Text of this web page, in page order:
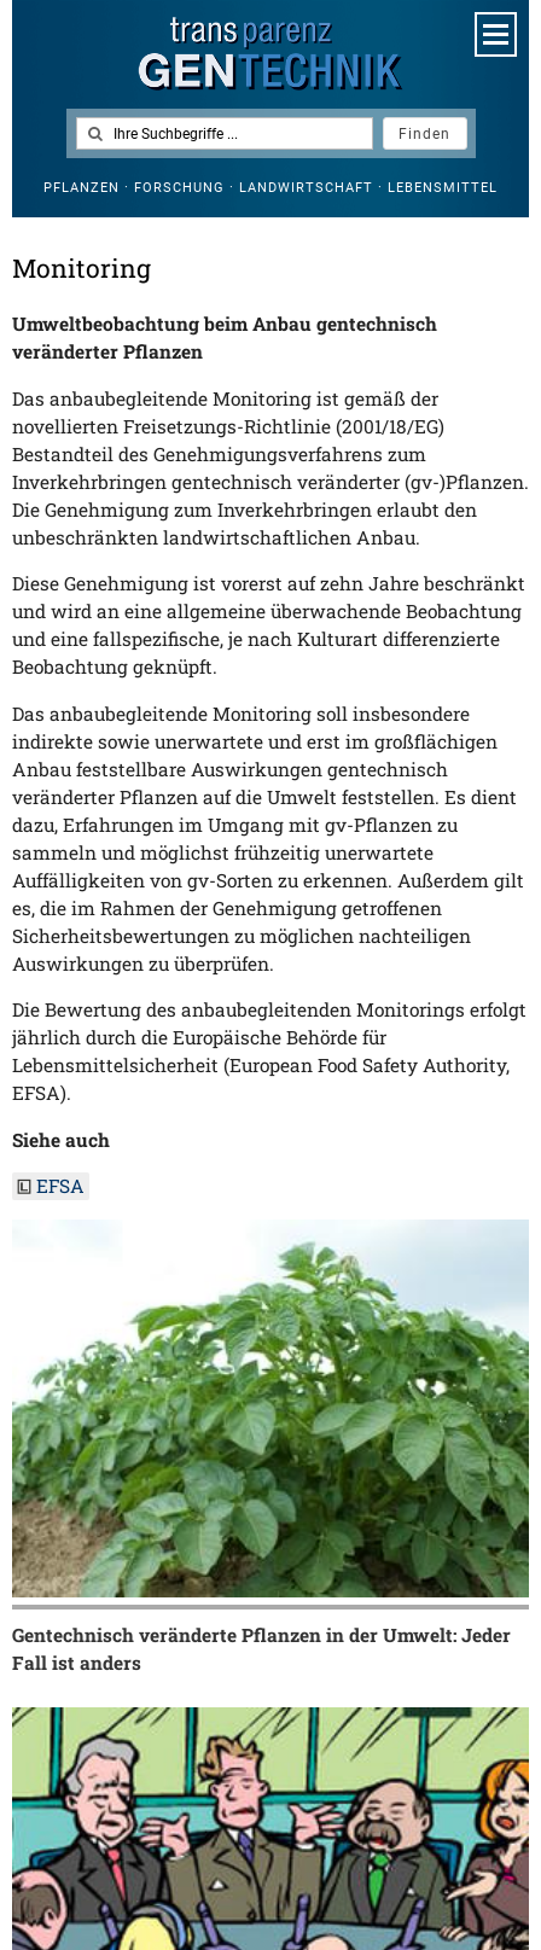
PFLANZEN · FORSCHUNG · LANDWIRTSCHAFT · LEBENSMITTEL
Monitoring
Umweltbeobachtung beim Anbau gentechnisch
veränderter Pflanzen
Das anbaubegleitende Monitoring ist gemäß der
novellierten Freisetzungs-Richtlinie (2001/18/EG)
Bestandteil des Genehmigungsverfahrens zum
Inverkehrbringen gentechnisch veränderter (gv-)Pflanzen.
Die Genehmigung zum Inverkehrbringen erlaubt den
unbeschränkten landwirtschaftlichen Anbau.
Diese Genehmigung ist vorerst auf zehn Jahre beschränkt
und wird an eine allgemeine überwachende Beobachtung
und eine fallspezifische, je nach Kulturart differenzierte
Beobachtung geknüpft.
Das anbaubegleitende Monitoring soll insbesondere
indirekte sowie unerwartete und erst im großflächigen
Anbau feststellbare Auswirkungen gentechnisch
veränderter Pflanzen auf die Umwelt feststellen. Es dient
dazu, Erfahrungen im Umgang mit gv-Pflanzen zu
sammeln und möglichst frühzeitig unerwartete
Auffälligkeiten von gv-Sorten zu erkennen. Außerdem gilt
es, die im Rahmen der Genehmigung getroffenen
Sicherheitsbewertungen zu möglichen nachteiligen
Auswirkungen zu überprüfen.
Die Bewertung des anbaubegleitenden Monitorings erfolgt
jährlich durch die Europäische Behörde für
Lebensmittelsicherheit (European Food Safety Authority,
EFSA).
Siehe auch
EFSA
Gentechnisch veränderte Pflanzen in der Umwelt: Jeder
Fall ist anders